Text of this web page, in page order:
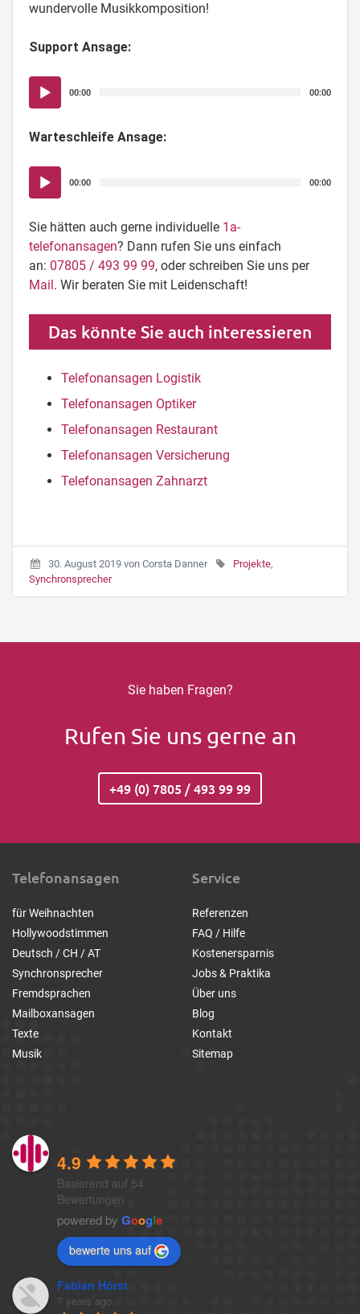
wundervolle Musikkomposition!
Support Ansage:
Audio-
Player
00:00 00:00
Warteschleife Ansage:
Audio-
Player
00:00 00:00
Sie hätten auch gerne individuelle 1a-
telefonansagen? Dann rufen Sie uns einfach
an: 07805 / 493 99 99, oder schreiben Sie uns per
Mail. Wir beraten Sie mit Leidenschaft!
Das könnte Sie auch interessieren
Telefonansagen Logistik
Telefonansagen Optiker
Telefonansagen Restaurant
Telefonansagen Versicherung
Telefonansagen Zahnarzt
30. August 2019 von Corsta Danner Projekte,
Synchronsprecher
Sie haben Fragen?
Rufen Sie uns gerne an
+49 (0) 7805 / 493 99 99
Telefonansagen
für Weihnachten
Hollywoodstimmen
Deutsch / CH / AT
Synchronsprecher
Fremdsprachen
Mailboxansagen
Texte
Musik
4.9
Basierend auf 54
Bewertungen
powered by Google
bewerte uns auf
Fabian Hörst
7 years ago
Service
Referenzen
FAQ / Hilfe
Kostenersparnis
Jobs & Praktika
Über uns
Blog
Kontakt
Sitemap